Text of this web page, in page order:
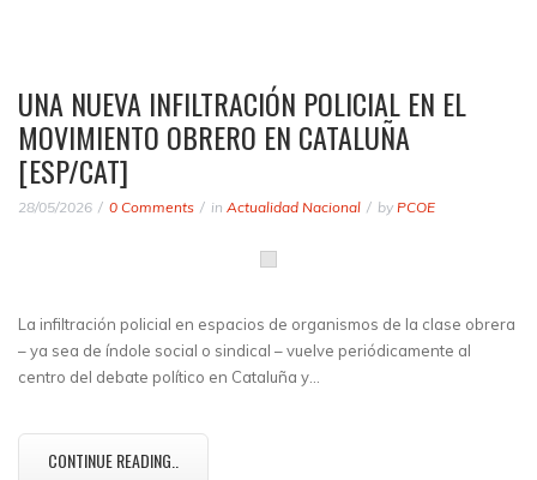
UNA NUEVA INFILTRACIÓN POLICIAL EN EL
MOVIMIENTO OBRERO EN CATALUÑA
[ESP/CAT]
28/05/2026 0 Comments in Actualidad Nacional by PCOE
La infiltración policial en espacios de organismos de la clase obrera
– ya sea de índole social o sindical – vuelve periódicamente al
centro del debate político en Cataluña y…
CONTINUE READING..